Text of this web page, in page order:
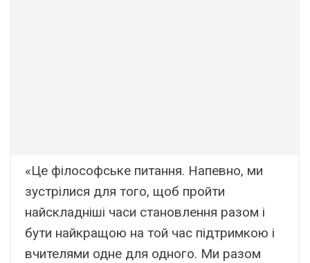
«Це філософське питання. Напевно, ми
зустрілися для того, щоб пройти
найскладніші часи становлення разом і
бути найкращою на той час підтримкою і
вчителями одне для одного. Ми разом